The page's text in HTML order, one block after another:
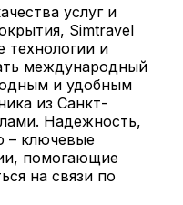
услуг и
Simtravel
технологии и
международный
и удобным
из Санкт-
Надежность,
– ключевые
помогающие
на связи по